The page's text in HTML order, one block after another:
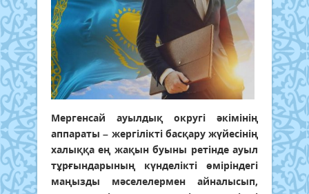
Мергенсай ауылдық округі әкімінің
аппараты – жергілікті басқару жүйесінің
халыққа ең жақын буыны ретінде ауыл
тұрғындарының күнделікті өміріндегі
маңызды мәселелермен айналысып,